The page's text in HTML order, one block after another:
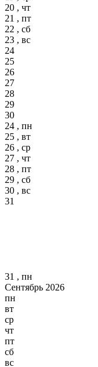
20 , чт
21 , пт
22 , сб
23 , вс
24
25
26
27
28
29
30
24 , пн
25 , вт
26 , ср
27 , чт
28 , пт
29 , сб
30 , вс
31
31 , пн
Сентябрь 2026
пн
вт
ср
чт
пт
сб
вс